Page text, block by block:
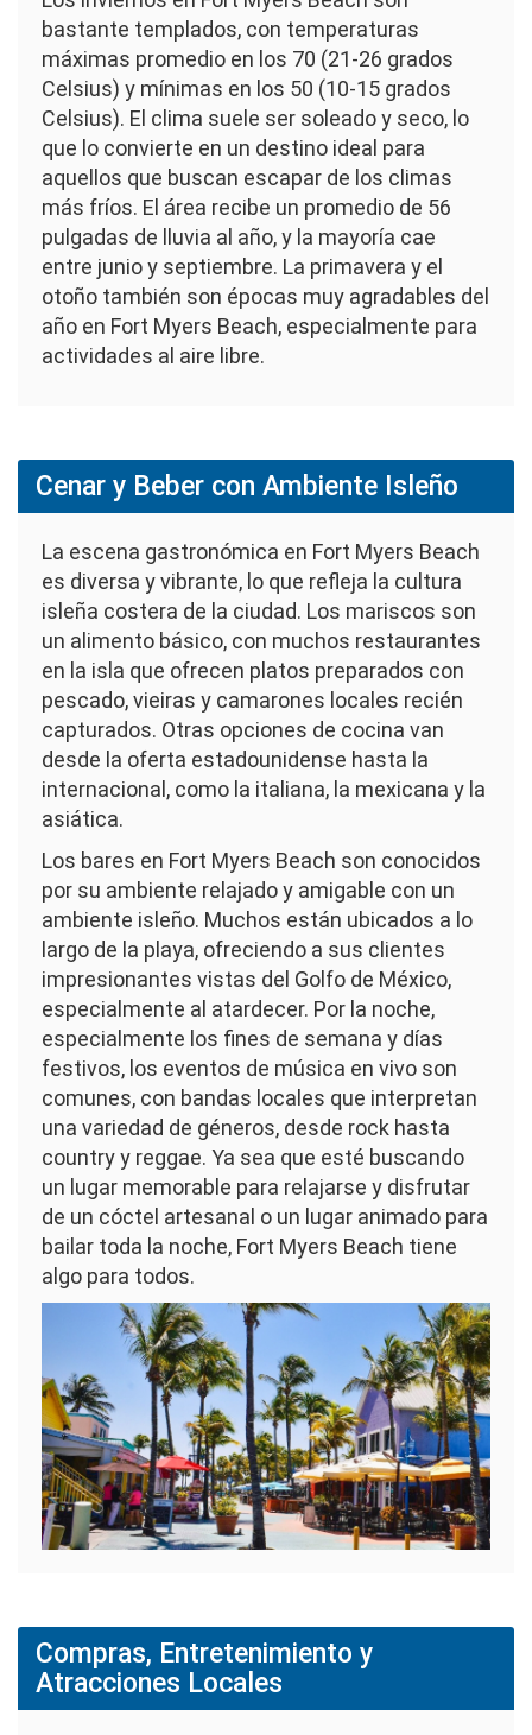
bastante templados, con temperaturas
máximas promedio en los 70 (21-26 grados
Celsius) y mínimas en los 50 (10-15 grados
Celsius). El clima suele ser soleado y seco, lo
que lo convierte en un destino ideal para
aquellos que buscan escapar de los climas
más fríos. El área recibe un promedio de 56
pulgadas de lluvia al año, y la mayoría cae
entre junio y septiembre. La primavera y el
otoño también son épocas muy agradables del
año en Fort Myers Beach, especialmente para
actividades al aire libre.
Cenar y Beber con Ambiente Isleño
La escena gastronómica en Fort Myers Beach
es diversa y vibrante, lo que refleja la cultura
isleña costera de la ciudad. Los mariscos son
un alimento básico, con muchos restaurantes
en la isla que ofrecen platos preparados con
pescado, vieiras y camarones locales recién
capturados. Otras opciones de cocina van
desde la oferta estadounidense hasta la
internacional, como la italiana, la mexicana y la
asiática.
Los bares en Fort Myers Beach son conocidos
por su ambiente relajado y amigable con un
ambiente isleño. Muchos están ubicados a lo
largo de la playa, ofreciendo a sus clientes
impresionantes vistas del Golfo de México,
especialmente al atardecer. Por la noche,
especialmente los fines de semana y días
festivos, los eventos de música en vivo son
comunes, con bandas locales que interpretan
una variedad de géneros, desde rock hasta
country y reggae. Ya sea que esté buscando
un lugar memorable para relajarse y disfrutar
de un cóctel artesanal o un lugar animado para
bailar toda la noche, Fort Myers Beach tiene
algo para todos.
Compras, Entretenimiento y
Atracciones Locales